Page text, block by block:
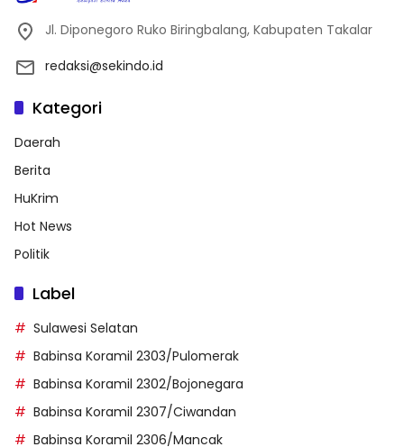
Jl. Diponegoro Ruko Biringbalang, Kabupaten Takalar
redaksi@sekindo.id
Kategori
Daerah
Berita
HuKrim
Hot News
Politik
Label
Sulawesi Selatan
Babinsa Koramil 2303/Pulomerak
Babinsa Koramil 2302/Bojonegara
Babinsa Koramil 2307/Ciwandan
Babinsa Koramil 2306/Mancak